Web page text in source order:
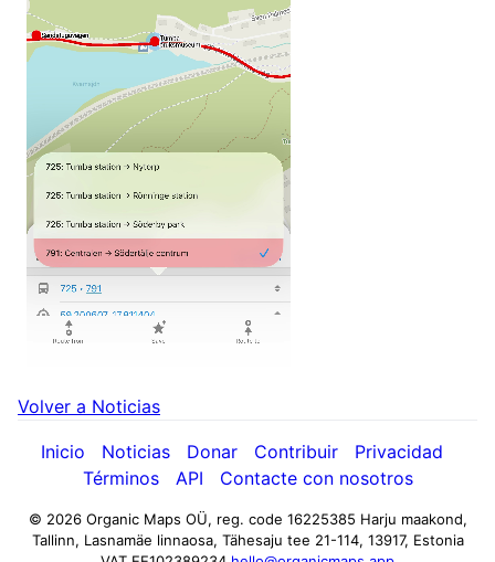
Volver a Noticias
Inicio Noticias Donar Contribuir
Privacidad
Términos
API Contacte con nosotros
© 2026 Organic Maps OÜ, reg. code 16225385 Harju maakond,
Tallinn, Lasnamäe linnaosa, Tähesaju tee 21-114, 13917, Estonia